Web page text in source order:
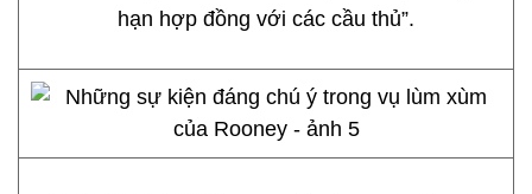
hạn hợp đồng với các cầu thủ”.